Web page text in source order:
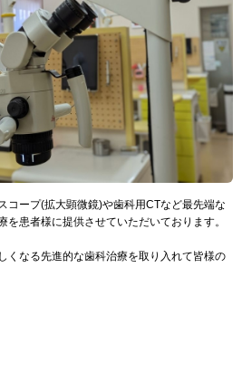
コープ(拡大顕微鏡)や歯科用CTなど最先端な
患者様に提供させていただいております。
くなる先進的な歯科治療を取り入れて皆様の